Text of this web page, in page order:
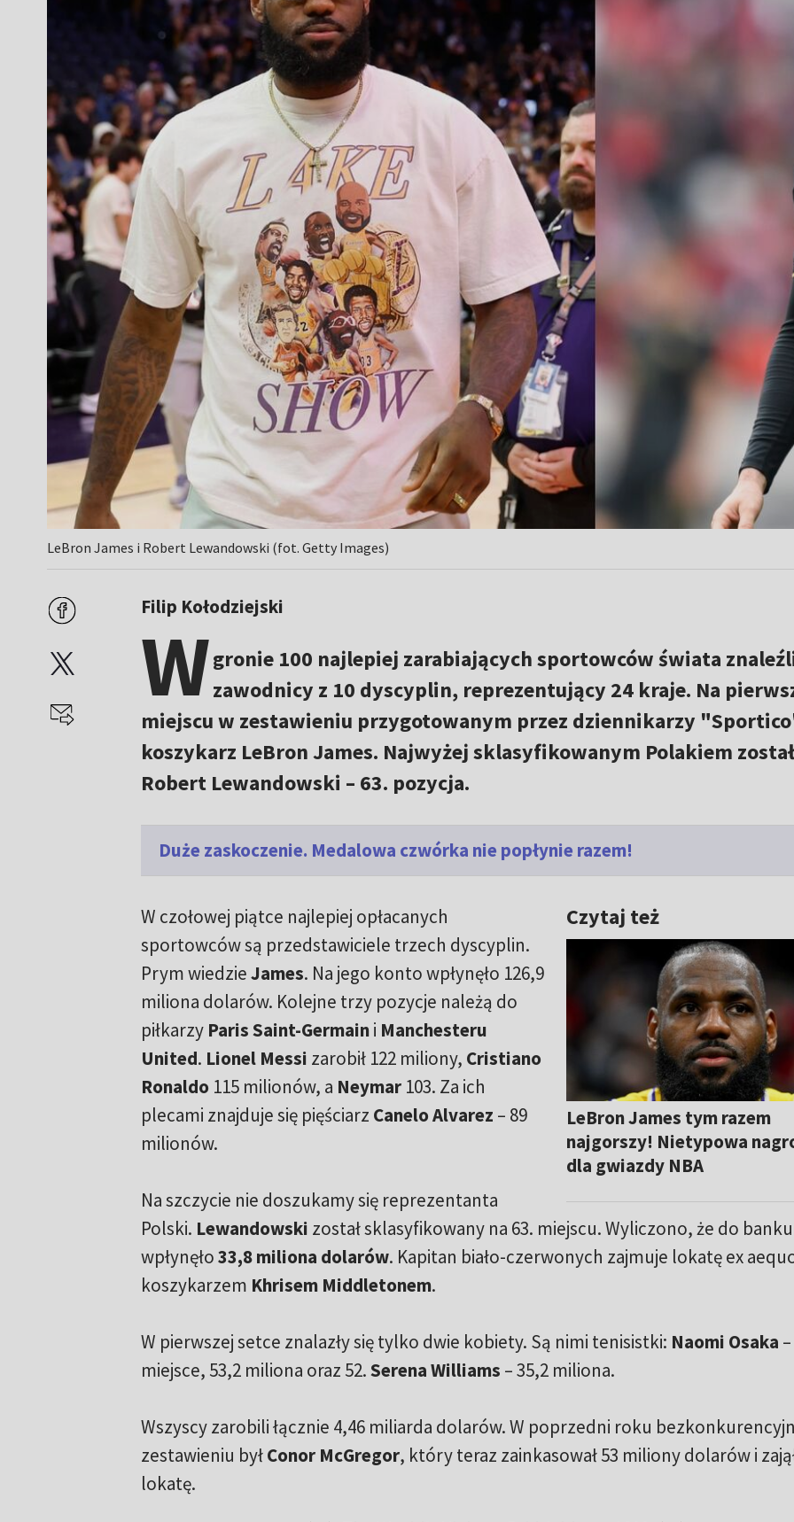
LeBron James i Robert Lewandowski (fot. Getty Images)
Filip Kołodziejski
Wgronie 100 najlepiej zarabiających sportowców świata
zawodnicy z 10 dyscyplin, reprezentujący 24 kraje. Na
miejscu w zestawieniu przygotowanym przez dziennikarzy
koszykarz LeBron James. Najwyżej sklasyfikowanym Polakiem został
Robert Lewandowski – 63. pozycja.
Duże zaskoczenie. Medalowa czwórka nie popłynie razem!
Czytaj też
LeBron James tym razem
najgorszy! Nietypowa
dla gwiazdy NBA
W czołowej piątce najlepiej opłacanych
sportowców są przedstawiciele trzech dyscyplin.
Prym wiedzieJames. Na jego konto wpłynęło 126,9
miliona dolarów. Kolejne trzy pozycje należą do
piłkarzy Paris Saint-Germaini Manchesteru
United. Lionel Messi zarobił 122 miliony, Cristiano
Ronaldo 115 milionów, a Neymar103. Za ich
plecami znajduje się pięściarz Canelo Alvarez – 89
milionów.
Na szczycie nie doszukamy się reprezentanta
Polski. Lewandowski został sklasyfikowany na 63. miejscu. Wyliczono, że do banku
wpłynęło33,8 miliona dolarów. Kapitan biało-czerwonych zajmuje lokatę ex
koszykarzem Khrisem Middletonem.
W pierwszej setce znalazły się tylko dwie kobiety. Są nimi tenisistki: Naomi Osaka
miejsce, 53,2 miliona oraz 52.Serena Williams – 35,2 miliona.
Wszyscy zarobili łącznie 4,46 miliarda dolarów. W poprzedni roku
zestawieniu byłConor McGregor, który teraz zainkasował 53 miliony dolarów i
lokatę.